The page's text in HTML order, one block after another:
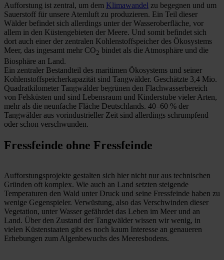
Aufforstung ist zentral, um dem Klimawandel zu begegnen und um
Sauerstoff für unsere Atemluft zu produzieren. Ein Teil dieser
Wälder befindet sich allerdings unter der Wasseroberfläche, vor
allem in den Küstengebieten der Meere. Und somit befindet sich
dort auch einer der zentralen Kohlenstoffspeicher des Ökosystems
Meer, das ingesamt mehr CO2 bindet als die Atmosphäre und die
Biosphäre an Land.
Ein zentraler Bestandteil des maritimen Ökosystems und seiner
Kohlenstoffspeicherkapazität sind Tangwälder. Geschätzte 3,4 Mio.
Quadratkilometer Tangwälder begrünen den Flachwasserbereich
von Felsküsten und sind Lebensraum und Kinderstube vieler Arten,
mehr als die neunfache Fläche Deutschlands. 40–60 % der
Tangwälder aus vorindustrieller Zeit sind allerdings schrumpfend
oder schon verschwunden.
Fressfeinde ohne Fressfeinde
Aufforstungsprojekte gestalten sich hier nicht nur aus technischen
Gründen oft komplex. Wie auch an Land setzten steigende
Temperaturen den Wald unter Druck und seine Fressfeinde haben zu
wenige Gegenspieler. Verwüstung, also das Verschwinden dieser
Vegetation, unter Wasser gefährdet das Leben im Meer und an
Land. Über den Zustand der Tangwälder wissen wir wenig, in
vielen Küstenstaaten gibt es noch kaum Interesse an genaueren
Erhebungen zum Algenbewuchs des Meeresbodens.